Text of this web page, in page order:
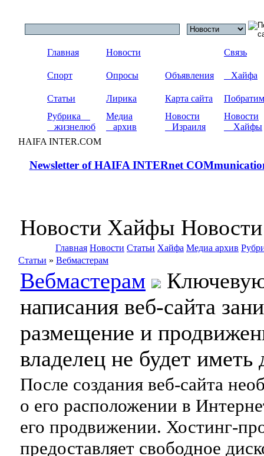
Главная Новости Связь
Спорт Опросы Объявления Хайфа
Статьи Лирика Карта сайта
Рубрика
жизнелюб
Медиа
архив
Новости
Израиля
Новости
Хайфы
HAIFA INTER.COM
Newsletter of HAIFA INTERnet
Новости Хайфы
Главная Новости Статьи Хайфа Медиа архив
Статьи » Вебмастерам
Вебмастерам
написания веб-сайта
размещение и
владелец не будет иметь
После создания веб-сайта
о его расположении в
его продвижении. Хостинг-
предоставляет свободное